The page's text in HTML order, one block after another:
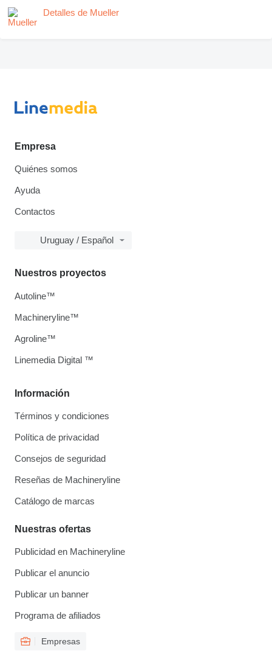
Detalles de Mueller
Empresa
Quiénes somos
Ayuda
Contactos
Uruguay / Español
Información
Términos y condiciones
Política de privacidad
Consejos de seguridad
Reseñas de Machineryline
Catálogo de marcas
Nuestras ofertas
Publicidad en Machineryline
Publicar el anuncio
Publicar un banner
Programa de afiliados
Empresas
Nuestros proyectos
Autoline™
Machineryline™
Agroline™
Linemedia Digital ™